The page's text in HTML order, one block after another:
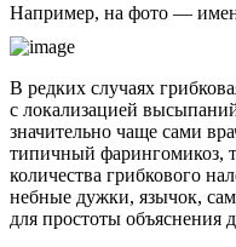
Например, на фото —
В редких случаях
с локализацией
значительно чаще сами
типичный фарингомикоз,
количества грибкового
небные дужки, язычок,
для простоты объяснения